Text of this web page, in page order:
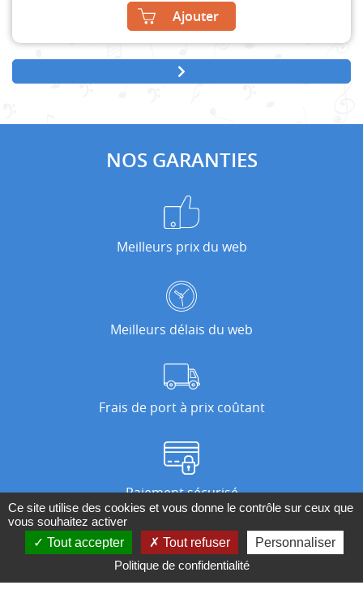
Ajouter
NOS GARANTIES
Meilleurs prix du web
Meilleurs délais du web
Frais de port à prix coûtant
Paiement sécurisé
Nos magasins
Ce site utilise des cookies et vous donne le contrôle sur ceux que
vous souhaitez activer
Tout accepter
Tout refuser
Personnaliser
Politique de confidentialité